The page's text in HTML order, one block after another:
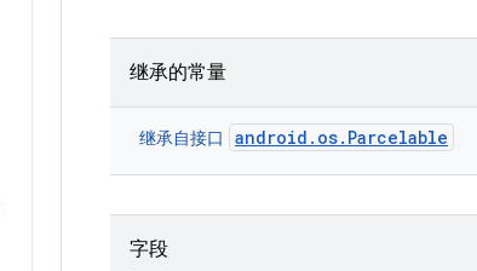
继承的常量
继承自接口 android.os.Parcelable
字段